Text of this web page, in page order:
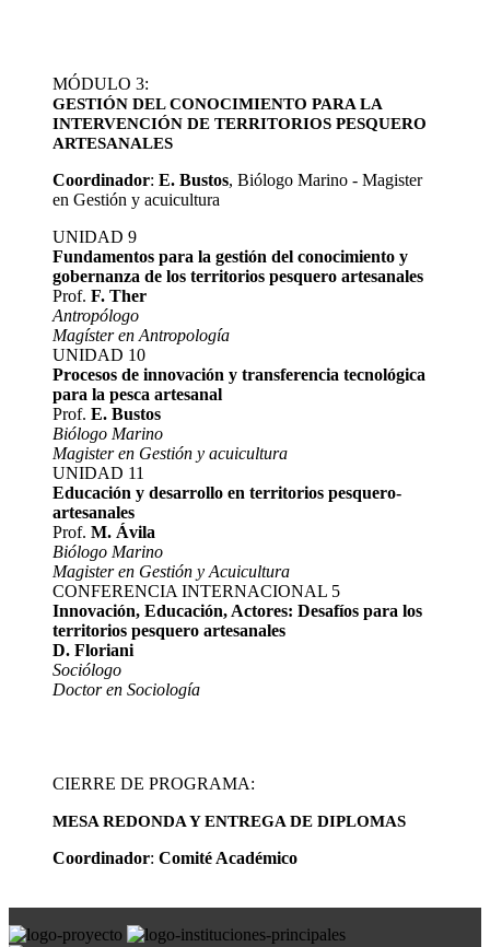
MÓDULO 3:
GESTIÓN DEL CONOCIMIENTO PARA LA
INTERVENCIÓN DE TERRITORIOS PESQUERO
ARTESANALES
Coordinador: E. Bustos, Biólogo Marino - Magister
en Gestión y acuicultura
UNIDAD 9
Fundamentos para la gestión del conocimiento y
gobernanza de los territorios pesquero artesanales
Prof. F. Ther
Antropólogo
Magíster en Antropología
UNIDAD 10
Procesos de innovación y transferencia tecnológica
para la pesca artesanal
Prof. E. Bustos
Biólogo Marino
Magister en Gestión y acuicultura
UNIDAD 11
Educación y desarrollo en territorios pesquero-
artesanales
Prof. M. Ávila
Biólogo Marino
Magister en Gestión y Acuicultura
CONFERENCIA INTERNACIONAL 5
Innovación, Educación, Actores: Desafíos para los
territorios pesquero artesanales
D. Floriani
Sociólogo
Doctor en Sociología
CIERRE DE PROGRAMA:
MESA REDONDA Y ENTREGA DE DIPLOMAS
Coordinador: Comité Académico